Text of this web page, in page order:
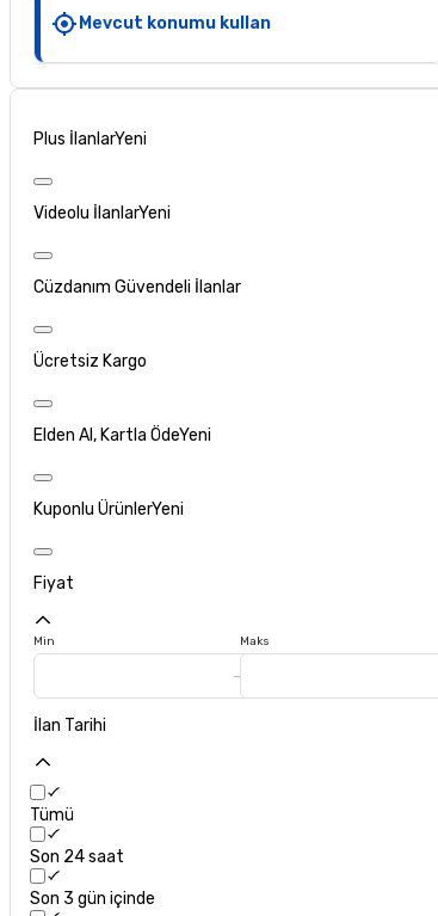
Mevcut konumu kullan
Plus İlanlarYeni
Videolu İlanlarYeni
Cüzdanım Güvendeli İlanlar
Ücretsiz Kargo
Elden Al, Kartla ÖdeYeni
Kuponlu ÜrünlerYeni
Fiyat
Min Maks
İlan Tarihi
Tümü
Son 24 saat
Son 3 gün içinde